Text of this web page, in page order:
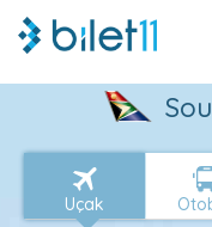
Uçak